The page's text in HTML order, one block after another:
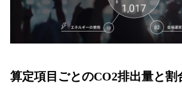
算定項目ごとのCO2排出量と割